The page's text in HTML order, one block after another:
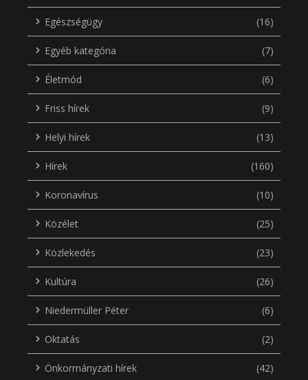
Egészségügy (16)
Egyéb kategória (7)
Életmód (6)
Friss hírek (9)
Helyi hírek (13)
Hírek (160)
Koronavírus (10)
Közélet (25)
Közlekedés (23)
Kultúra (26)
Niedermüller Péter (6)
Oktatás (2)
Önkormányzati hírek (42)